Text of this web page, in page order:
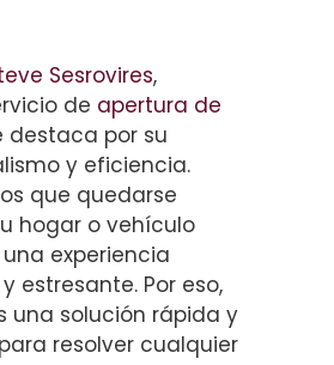
Sesrovires,
de apertura de
destaca por su
y eficiencia.
que quedarse
hogar o vehículo
experiencia
estresante. Por eso,
una solución rápida y
resolver cualquier